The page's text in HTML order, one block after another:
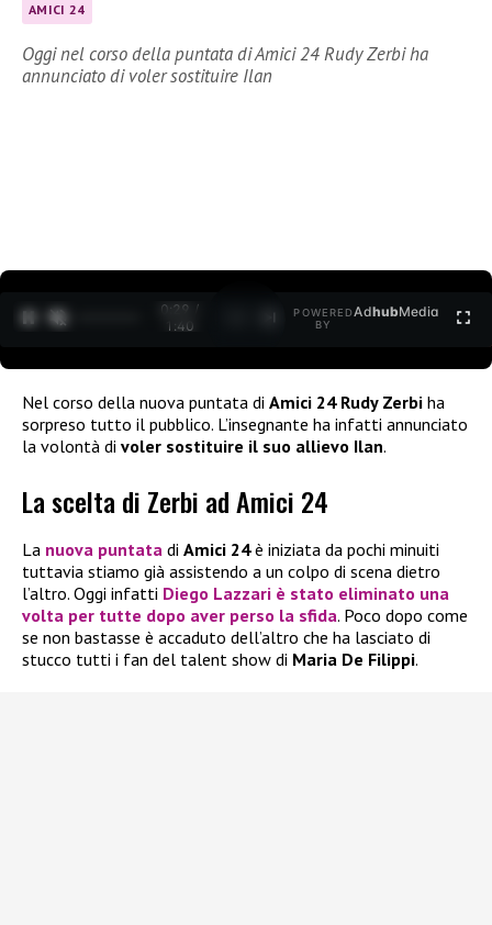
AMICI 24
Oggi nel corso della puntata di Amici 24 Rudy Zerbi ha
annunciato di voler sostituire Ilan
0:30 /
1:40
POWERED
BY
AdhubMedia
Nel corso della nuova puntata di Amici 24 Rudy Zerbi ha
sorpreso tutto il pubblico. L’insegnante ha infatti annunciato
la volontà di voler sostituire il suo allievo Ilan.
La scelta di Zerbi ad Amici 24
La nuova puntata di Amici 24è iniziata da pochi minuiti
tuttavia stiamo già assistendo a un colpo di scena dietro
l’altro. Oggi infatti Diego Lazzari è stato eliminato una
volta per tutte dopo aver perso la sfida. Poco dopo come
se non bastasse è accaduto dell’altro che ha lasciato di
stucco tutti i fan del talent show di Maria De Filippi.